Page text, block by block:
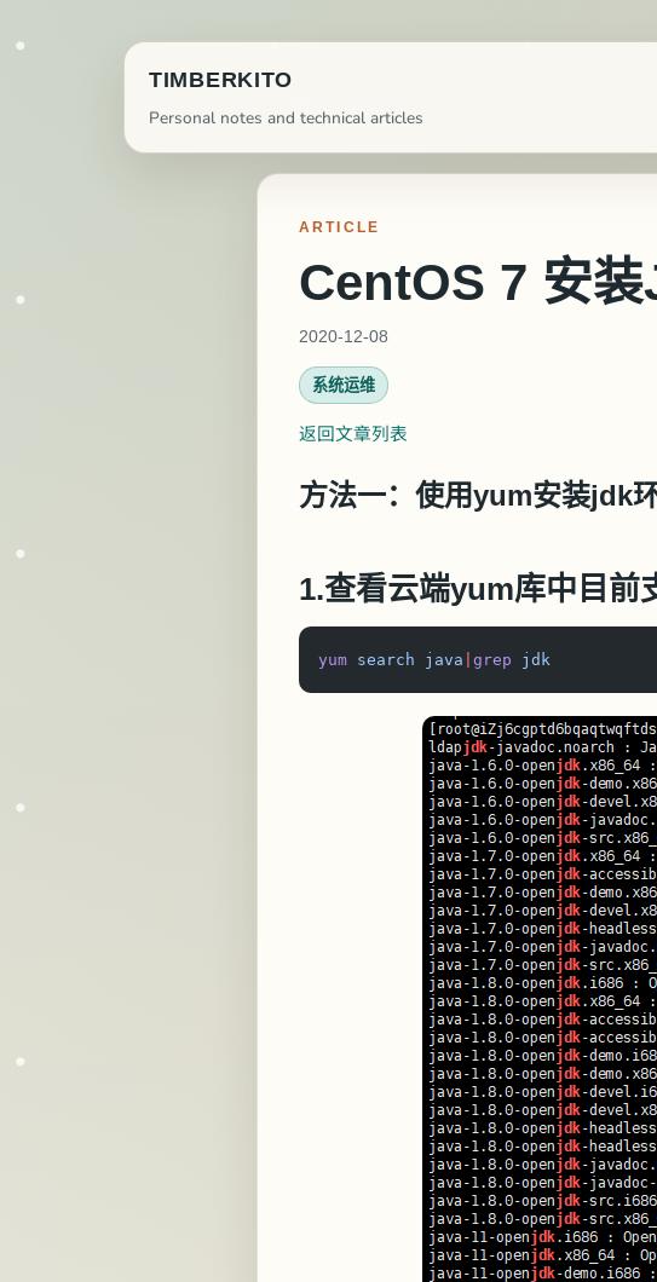
TIMBERKITO
Personal notes and technical articles
ARTICLE
CentOS 7 安
2020-12-08
系统运维
返回文章列表
方法一：使用yum安装jdk
1.查看云端yum库中目前
yum search java grep jdk